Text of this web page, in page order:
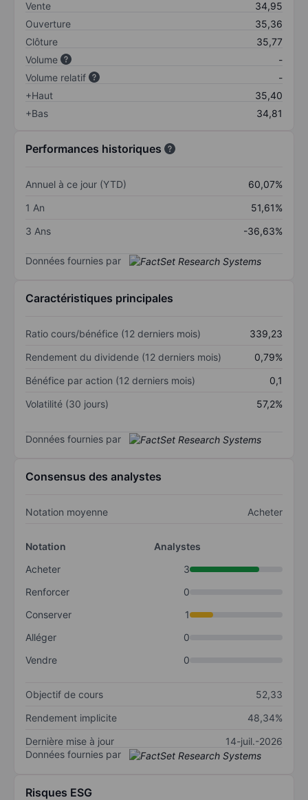
Vente
34,95
Ouverture
35,36
Clôture
35,77
Volume
-
Volume relatif
-
+Haut
35,40
+Bas
34,81
Performances historiques
Annuel à ce jour (YTD)
60,07%
1 An
51,61%
3 Ans
-36,63%
Données fournies par
Caractéristiques principales
Ratio cours/bénéfice (12 derniers mois)
339,23
Rendement du dividende (12 derniers mois)
0,79%
Bénéfice par action (12 derniers mois)
0,1
Volatilité (30 jours)
57,2%
Données fournies par
Consensus des analystes
Notation moyenne Acheter
Notation
Analystes
Acheter
3
Renforcer
0
Conserver
1
Alléger
0
Vendre
0
Objectif de cours
52,33
Rendement implicite
48,34%
Dernière mise à jour
14-juil.-2026
Données fournies par
Risques ESG